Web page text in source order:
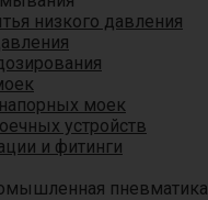
низкого давления
моек
устройств
и фитинги
пневматика